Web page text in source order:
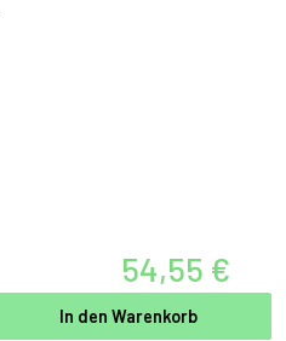
54,55 €
In den Warenkorb